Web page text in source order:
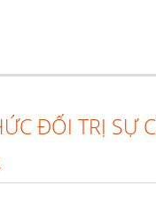
dung
ĐỐI TRỊ SỰ